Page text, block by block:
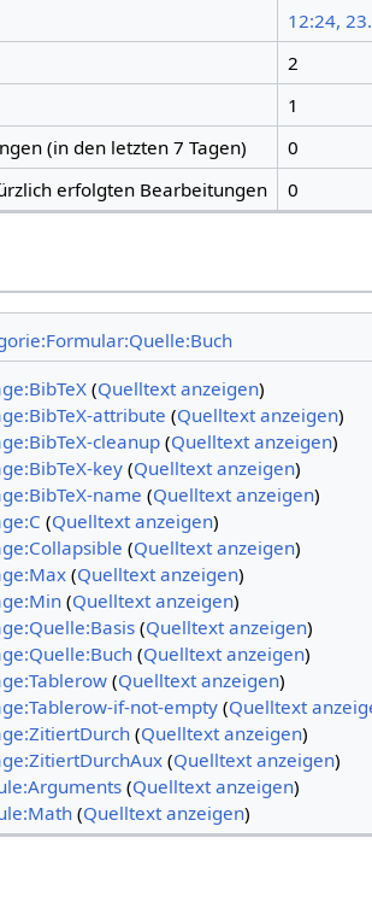
12:24,
2
1
(in den letzten 7 Tagen)
0
erfolgten Bearbeitungen
0
(Quelltext anzeigen)
attribute (Quelltext anzeigen)
cleanup(Quelltext anzeigen)
key(Quelltext anzeigen)
name (Quelltext anzeigen)
(Quelltext anzeigen)
(Quelltext anzeigen)
(Quelltext anzeigen)
(Quelltext anzeigen)
(Quelltext anzeigen)
(Quelltext anzeigen)
(Quelltext anzeigen)
if-not-empty(Quelltext
(Quelltext anzeigen)
(Quelltext anzeigen)
(Quelltext anzeigen)
(Quelltext anzeigen)